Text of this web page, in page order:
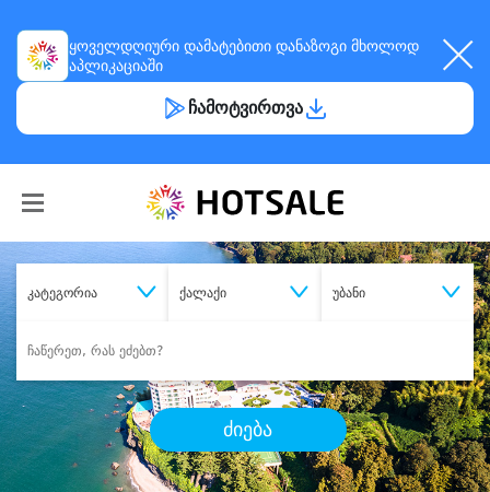
ყოველდღიური დამატებითი დანაზოგი მხოლოდ
აპლიკაციაში
ჩამოტვირთვა
კატეგორია ქალაქი უბანი
ძიება
შეიძინესასურველი მომსახურება